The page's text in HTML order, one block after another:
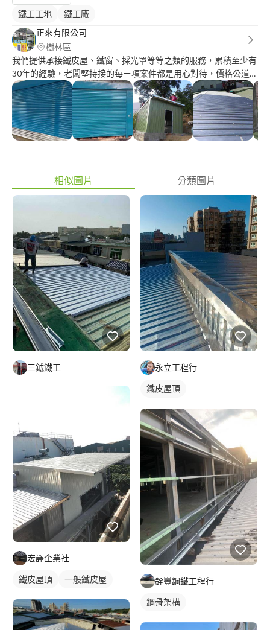
鐵工工地
鐵工廠
正來有限公司
樹林區
我們提供承接鐵皮屋、鐵窗、採光罩等等之類的服務，累積至少有
30年的經驗，老闆堅持接的每ㄧ項案件都是用心對待，價格公道、
品質保證，幾乎接洽過的客戶有需要都會再回顧
相似圖片 分類圖片
三鉞鐵工
宏譯企業社
鐵皮屋頂 一般鐵皮屋
永立工程行
鐵皮屋頂
銓豐鋼鐵工程行
鋼骨架構